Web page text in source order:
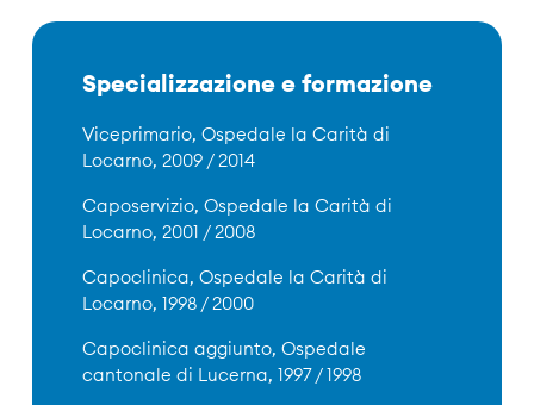
Specializzazione e formazione
Viceprimario, Ospedale la Carità di
Locarno, 2009 / 2014
Caposervizio, Ospedale la Carità di
Locarno, 2001 / 2008
Capoclinica, Ospedale la Carità di
Locarno, 1998 / 2000
Capoclinica aggiunto, Ospedale
cantonale di Lucerna, 1997 / 1998